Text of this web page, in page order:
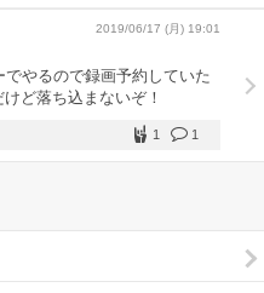
2019/06/17 (月) 19:01
やるので録画予約していた
ど落ち込まないぞ！
1
1